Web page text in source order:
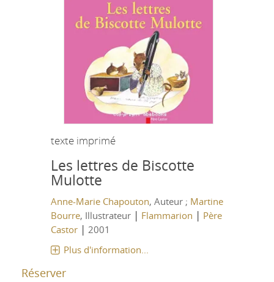
texte imprimé
Les lettres de Biscotte
Mulotte
Anne-Marie Chapouton, Auteur ; Martine
Bourre, Illustrateur | Flammarion | Père
Castor| 2001
Plus d'information...
Réserver